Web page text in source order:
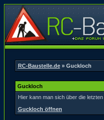
RC-Baustelle.de» Guckloch
Guckloch
Hier kann man sich über die
Guckloch öffnen